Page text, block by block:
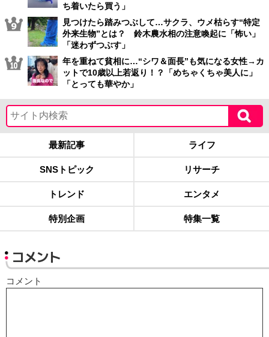
ち着いたら買う」
見つけたら踏みつぶして…サクラ、ウメ枯らす“特定
外来生物”とは？ 鈴木農水相の注意喚起に「怖い」
「迷わずつぶす」
年を重ねて貧相に…“シワ＆面長”も気になる女性→カ
ットで10歳以上若返り！？「めちゃくちゃ美人に」
「とっても華やか」
最新記事 ライフ
SNSトピック リサーチ
トレンド エンタメ
特別企画 特集一覧
コメント
コメント